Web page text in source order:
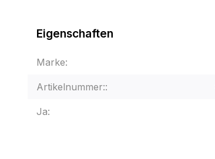
Eigenschaften
Marke:
Artikelnummer::
Ja: